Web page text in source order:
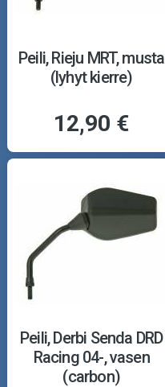
Peili, Rieju MRT, musta
(lyhyt kierre)
12,90 €
Peili, Derbi Senda DRD
Racing 04-, vasen
(carbon)